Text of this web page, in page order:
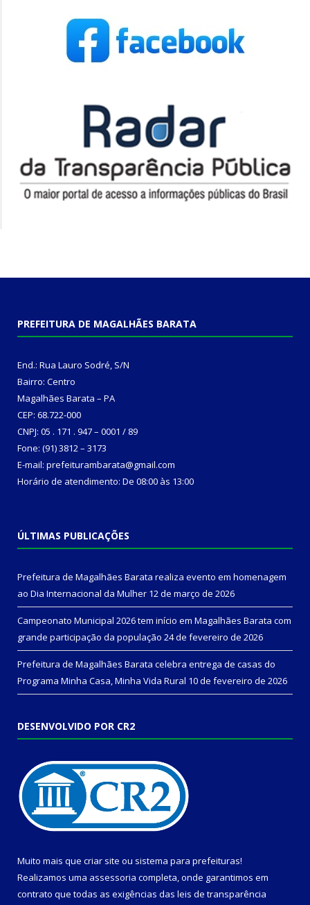
PREFEITURA DE MAGALHÃES BARATA
End.: Rua Lauro Sodré, S/N
Bairro: Centro
Magalhães Barata – PA
CEP: 68.722-000
CNPJ: 05 . 171 . 947 – 0001 / 89
Fone: (91) 3812 – 3173
E-mail: prefeiturambarata@gmail.com
Horário de atendimento: De 08:00 às 13:00
ÚLTIMAS PUBLICAÇÕES
Prefeitura de Magalhães Barata realiza evento em homenagem
ao Dia Internacional da Mulher 12 de março de 2026
Campeonato Municipal 2026 tem início em Magalhães Barata com
grande participação da população 24 de fevereiro de 2026
Prefeitura de Magalhães Barata celebra entrega de casas do
Programa Minha Casa, Minha Vida Rural 10 de fevereiro de 2026
DESENVOLVIDO POR CR2
Muito mais que criar site ou sistema para prefeituras!
Realizamos uma assessoria completa, onde garantimos em
contrato que todas as exigências das leis de transparência